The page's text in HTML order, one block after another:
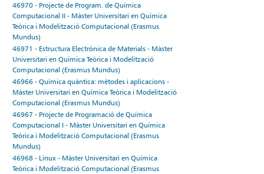
46970 - Projecte de Program. de Química
Computacional II - Màster Universitari en Química
Teòrica i Modelització Computacional (Erasmus
Mundus)
46971 - Estructura Electrònica de Materials - Màster
Universitari en Química Teòrica i Modelització
Computacional (Erasmus Mundus)
46966 - Química quàntica: mètodes i aplicacions -
Màster Universitari en Química Teòrica i Modelització
Computacional (Erasmus Mundus)
46967 - Projecte de Programació de Química
Computacional I - Màster Universitari en Química
Teòrica i Modelització Computacional (Erasmus
Mundus)
46968 - Linux - Màster Universitari en Química
Teòrica i Modelització Computacional (Erasmus